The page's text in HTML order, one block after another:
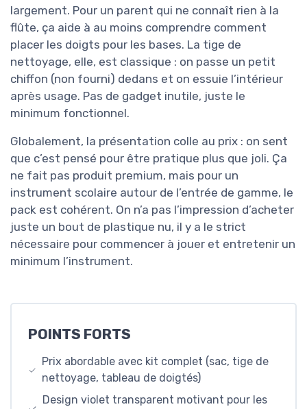
largement. Pour un parent qui ne connaît rien à la
flûte, ça aide à au moins comprendre comment
placer les doigts pour les bases. La tige de
nettoyage, elle, est classique : on passe un petit
chiffon (non fourni) dedans et on essuie l’intérieur
après usage. Pas de gadget inutile, juste le
minimum fonctionnel.
Globalement, la présentation colle au prix : on sent
que c’est pensé pour être pratique plus que joli. Ça
ne fait pas produit premium, mais pour un
instrument scolaire autour de l’entrée de gamme, le
pack est cohérent. On n’a pas l’impression d’acheter
juste un bout de plastique nu, il y a le strict
nécessaire pour commencer à jouer et entretenir un
minimum l’instrument.
POINTS FORTS
Prix abordable avec kit complet (sac, tige de
nettoyage, tableau de doigtés)
Design violet transparent motivant pour les